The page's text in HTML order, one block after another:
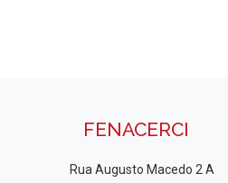
FENACERCI
Rua Augusto Macedo 2 A